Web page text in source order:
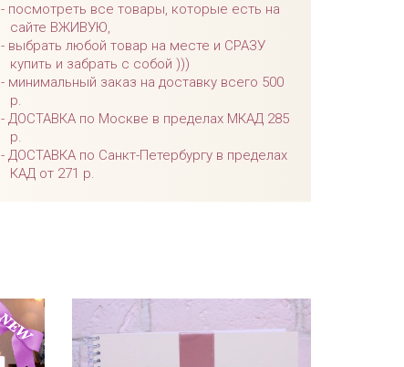
посмотреть все товары, которые есть на
сайте ВЖИВУЮ,
выбрать любой товар на месте и СРАЗУ
купить и забрать с собой )))
минимальный заказ на доставку всего 500
р.
ДОСТАВКА по Москве в пределах МКАД 285
р.
ДОСТАВКА по Санкт-Петербургу в пределах
КАД от 271 р.